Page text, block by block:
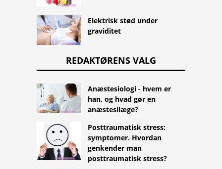
Elektrisk stød under
graviditet
REDAKTØRENS VALG
Anæstesiologi - hvem er
han, og hvad gør en
anæstesilæge?
Posttraumatisk stress:
symptomer. Hvordan
genkender man
posttraumatisk stress?